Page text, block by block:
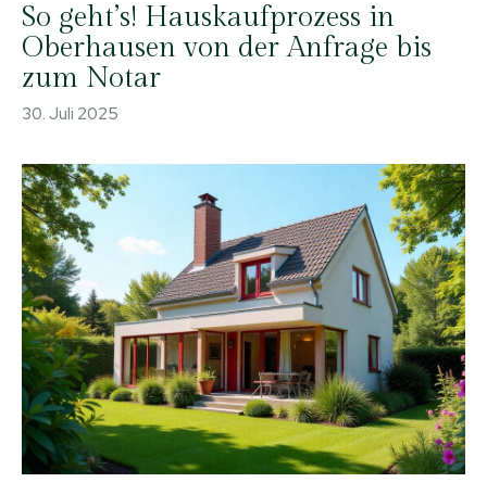
So geht’s! Hauskaufprozess in
Oberhausen von der Anfrage bis
zum Notar
30. Juli 2025